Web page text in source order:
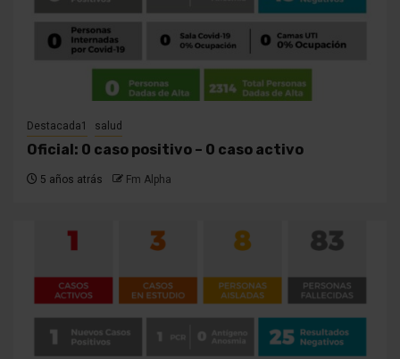
Destacada1 salud
Oficial: 0 caso positivo – 0 caso activo
5 años atrás Fm Alpha